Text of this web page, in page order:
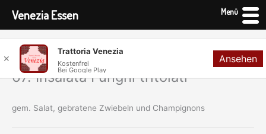
Inhalt
springen
67. Insalata Funghi tritolati
gem. Salat, gebratene Zwiebeln und Champignons
Venezia Essen Menü
✕
Trattoria Venezia
Kostenfrei
Bei Google Play
Ansehen